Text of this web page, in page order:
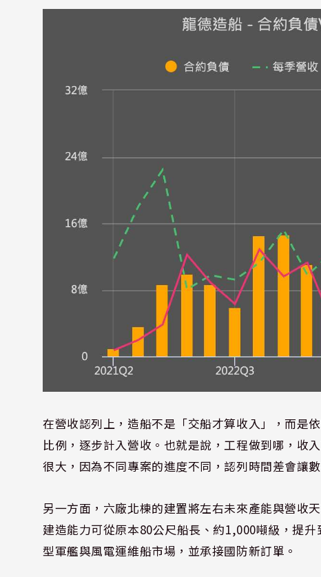
在營收認列上，造船不是「交船才算收入」，而是
比例，逐步計入營收。也就是說，工程做到哪，收
很大，因為不同專案的進度不同，認列時間差會讓
另一方面，六廠北棟的建置將左右未來產能與營收
建造能力可從原本80公尺船長、約1,000噸級，提
型軍艦與風電運維船市場，並承接國防新訂單。